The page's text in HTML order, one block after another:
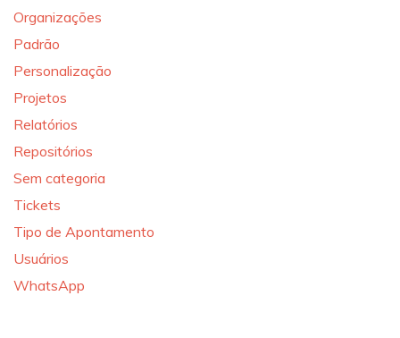
Organizações
Padrão
Personalização
Projetos
Relatórios
Repositórios
Sem categoria
Tickets
Tipo de Apontamento
Usuários
WhatsApp